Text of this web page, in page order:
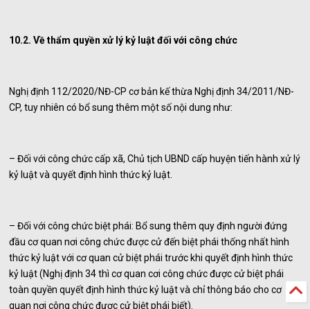
10.2. Về thẩm quyền xử lý kỷ luật đối với công chức
Nghị định 112/2020/NĐ-CP cơ bản kế thừa Nghị định 34/2011/NĐ-
CP, tuy nhiên có bổ sung thêm một số nội dung như:
– Đối với công chức cấp xã, Chủ tịch UBND cấp huyện tiến hành xử lý
kỷ luật và quyết định hình thức kỷ luật.
– Đối với công chức biệt phái: Bổ sung thêm quy định người đứng
đầu cơ quan nơi công chức được cử đến biệt phái thống nhất hình
thức kỷ luật với cơ quan cử biệt phái trước khi quyết định hình thức
kỷ luật (Nghị định 34 thì cơ quan cơi công chức được cử biệt phái
toàn quyền quyết định hình thức kỷ luật và chỉ thông báo cho cơ
quan nơi công chức được cử biệt phái biết).